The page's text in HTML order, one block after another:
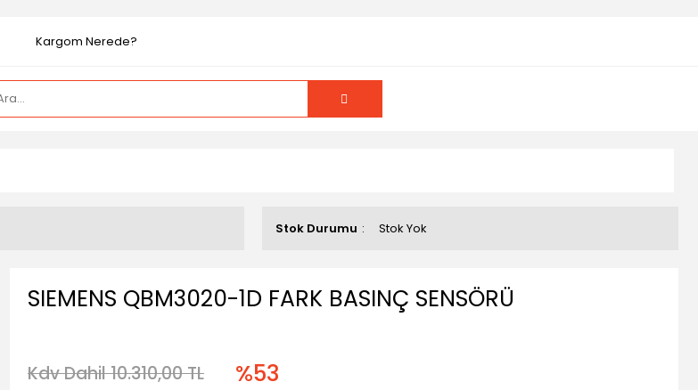
Kargom Nerede?
Stok Durumu Stok Yok
SIEMENS QBM3020-1D FARK BASINÇ SENSÖRÜ
Kdv Dahil 10.310,00 TL
%53